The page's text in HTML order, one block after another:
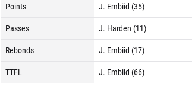
Points J. Embiid (35)
Passes
J. Harden (11)
Rebonds
J. Embiid (17)
TTFL
J. Embiid (66)